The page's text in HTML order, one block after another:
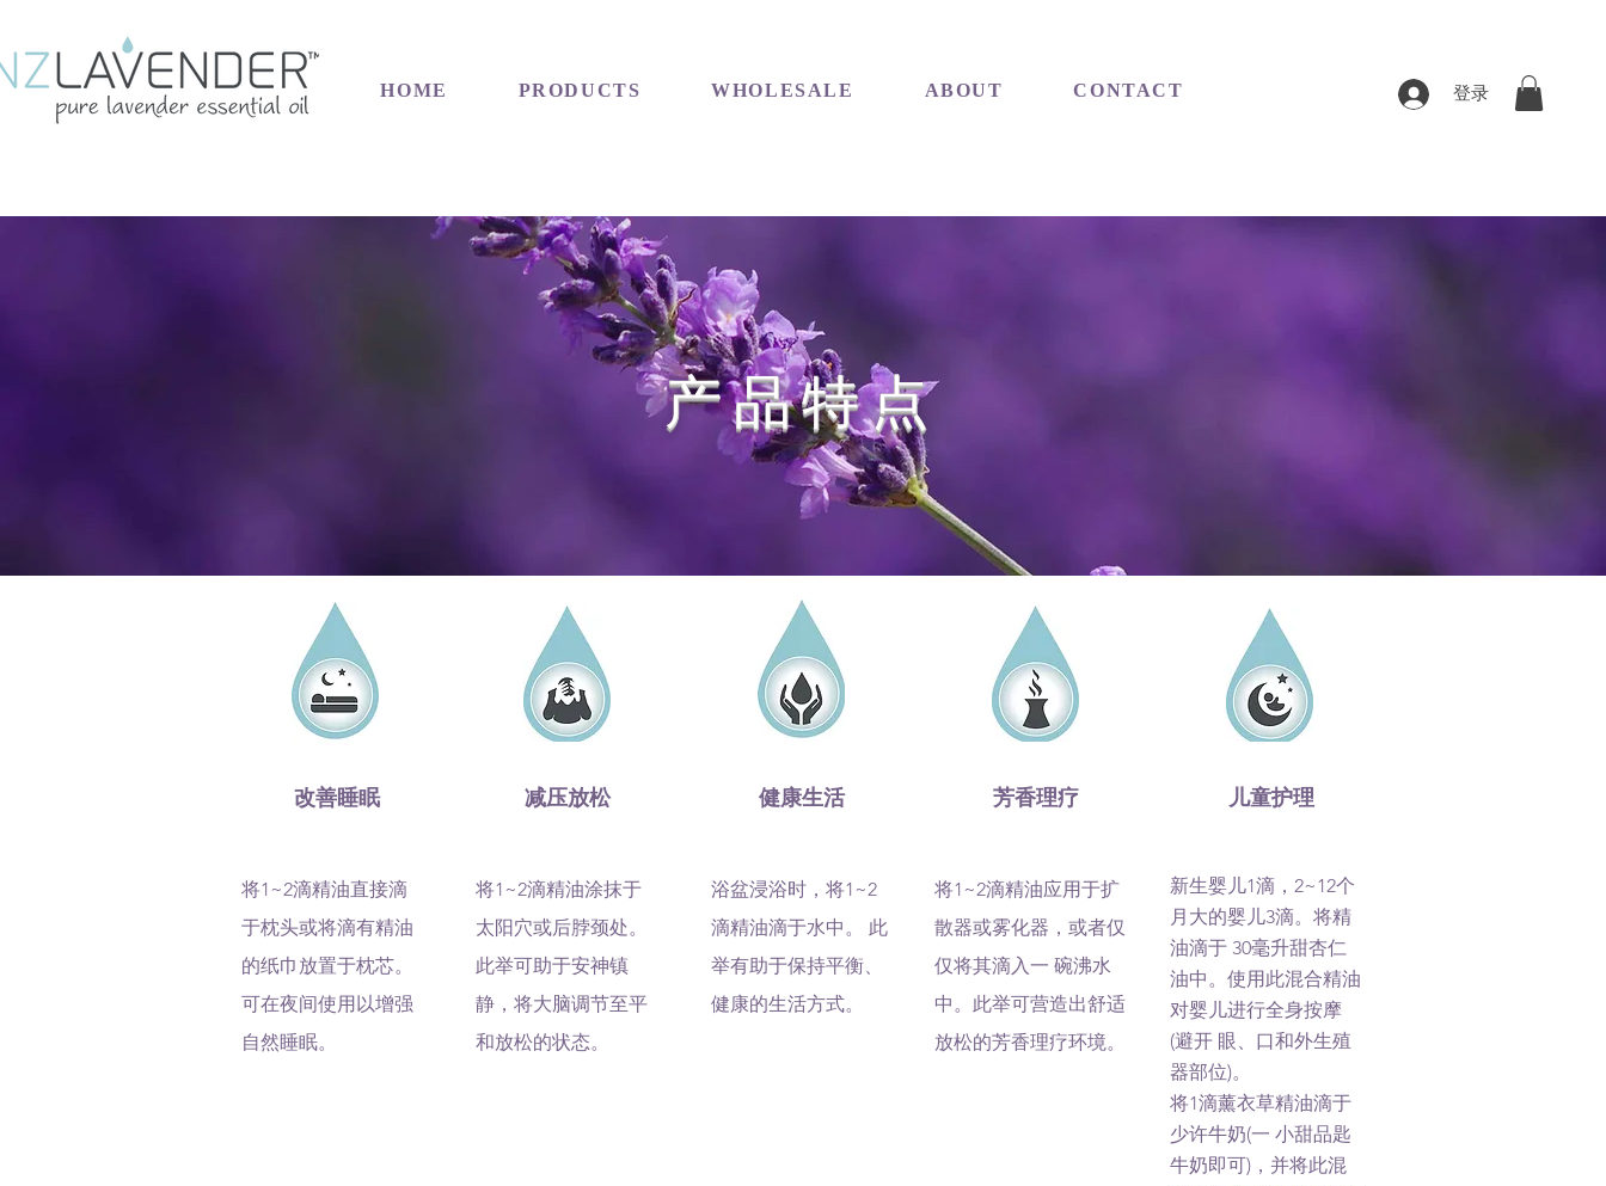
HOME PRODUCTS WHOLESALE ABOUT CONTACT 登录
产品特点
改善睡眠 减压放松 健康生活 芳香理疗
将1~2滴精油直接滴
于枕头或将滴有精油
的纸巾放置于枕芯。
可在夜间使用以增强
自然睡眠。
将1~2滴精油涂抹于
太阳穴或后脖颈处。
此举可助于安神镇
静，将大脑调节至平
和放松的状态。
浴盆浸浴时，将1~2
滴精油滴于水中。 此
举有助于保持平衡、
健康的生活方式。
将1~2滴精油应用于扩
散器或雾化器，或者仅
仅将其滴入一 碗沸水
中。此举可营造出舒适
放松的芳香理疗环境。
儿童护理
新生婴儿1滴，2~12个
月大的婴儿3滴。将精
油滴于 30毫升甜杏仁
油中。使用此混合精油
对婴儿进行全身按摩
(避开 眼、口和外生殖
器部位)。
将1滴薰衣草精油滴于
少许牛奶(一 小甜品匙
牛奶即可)，并将此混